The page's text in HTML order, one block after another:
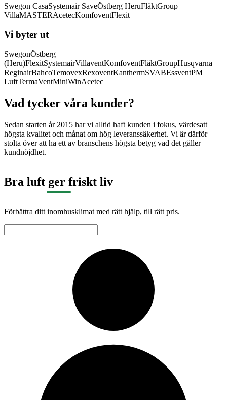
Swegon CasaSystemair SaveÖstberg HeruFläktGroup
VillaMASTERAcetecKomfoventFlexit
Vi byter ut
SwegonÖstberg
(Heru)FlexitSystemairVillaventKomfoventFläktGroupHusqvarna
ReginairBahcoTemovexRexoventKanthermSVABEssventPM
LuftTermaVentMiniWinAcetec
Vad tycker våra kunder?
Sedan starten år 2015 har vi alltid haft kunden i fokus, värdesatt
högsta kvalitet och månat om hög leveranssäkerhet. Vi är därför
stolta över att ha ett av branschens högsta betyg vad det gäller
kundnöjdhet.
Bra luft ger friskt liv
Förbättra ditt inomhusklimat med rätt hjälp, till rätt pris.